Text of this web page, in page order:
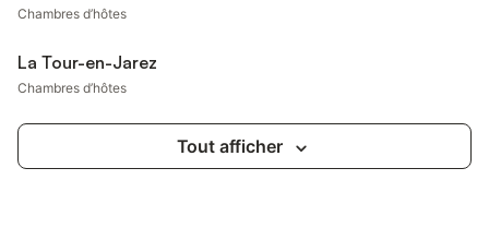
Chambres d’hôtes
La Tour-en-Jarez
Chambres d’hôtes
Tout afficher